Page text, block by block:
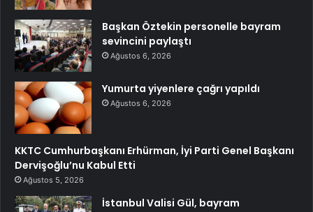
Başkan Öztekin personelle bayram
sevincini paylaştı
Ağustos 6, 2026
Yumurta yiyenlere çağrı yapıldı
Ağustos 6, 2026
KKTC Cumhurbaşkanı Erhürman, İyi Parti Genel Başkanı
Dervişoğlu’nu Kabul Etti
Ağustos 5, 2026
İstanbul Valisi Gül, bayram